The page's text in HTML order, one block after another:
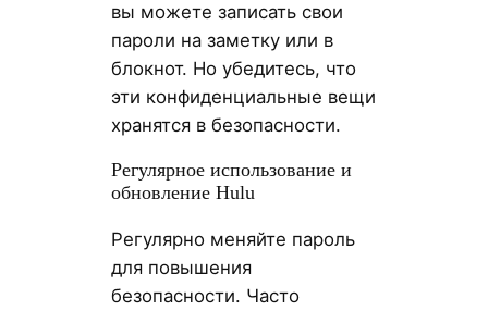
вы можете записать свои
пароли на заметку или в
блокнот. Но убедитесь, что
эти конфиденциальные вещи
хранятся в безопасности.
Регулярное использование и
обновление Hulu
Регулярно меняйте пароль
для повышения
безопасности. Часто